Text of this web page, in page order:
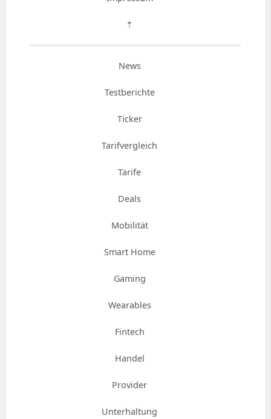
⇡
News
Testberichte
Ticker
Tarifvergleich
Tarife
Deals
Mobilität
Smart Home
Gaming
Wearables
Fintech
Handel
Provider
Unterhaltung